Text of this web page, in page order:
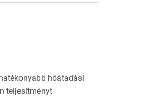
hőátadási
teljesítményt